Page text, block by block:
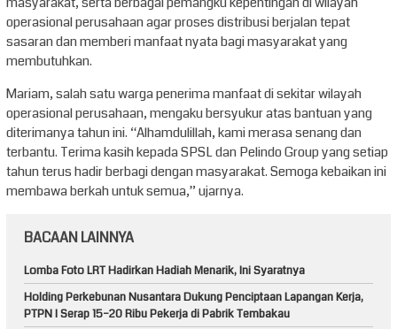
operasional perusahaan agar proses distribusi berjalan tepat
sasaran dan memberi manfaat nyata bagi masyarakat yang
membutuhkan.
Mariam, salah satu warga penerima manfaat di sekitar wilayah
operasional perusahaan, mengaku bersyukur atas bantuan yang
diterimanya tahun ini. “Alhamdulillah, kami merasa senang dan
terbantu. Terima kasih kepada SPSL dan Pelindo Group yang setiap
tahun terus hadir berbagi dengan masyarakat. Semoga kebaikan ini
membawa berkah untuk semua,” ujarnya.
BACAAN LAINNYA
Lomba Foto LRT Hadirkan Hadiah Menarik, Ini Syaratnya
Holding Perkebunan Nusantara Dukung Penciptaan Lapangan Kerja,
PTPN I Serap 15–20 Ribu Pekerja di Pabrik Tembakau